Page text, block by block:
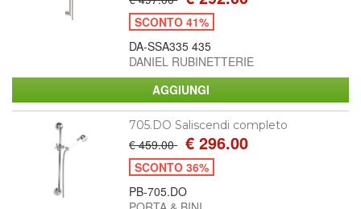
SCONTO 41%
DA-SSA335 435
DANIEL RUBINETTERIE
705.DO Saliscendi completo
€ 459.00 € 296.00
SCONTO 36%
PB-705.DO